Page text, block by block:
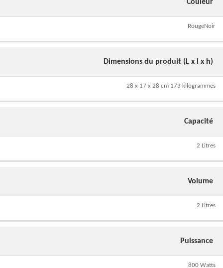
Couleur
RougeNoir
Dimensions du produit (L x l x h)
28 x 17 x 28 cm 173 kilogrammes
Capacité
2 Litres
Volume
2 Litres
Puissance
800 Watts